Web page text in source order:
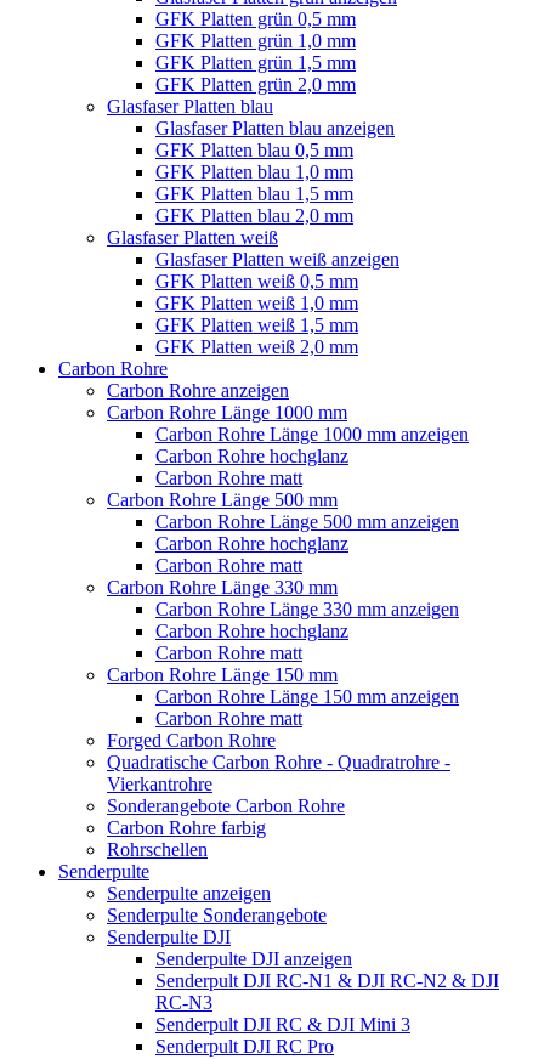
GFK Platten grün 0,5 mm
GFK Platten grün 1,0 mm
GFK Platten grün 1,5 mm
GFK Platten grün 2,0 mm
Glasfaser Platten blau
Glasfaser Platten blau anzeigen
GFK Platten blau 0,5 mm
GFK Platten blau 1,0 mm
GFK Platten blau 1,5 mm
GFK Platten blau 2,0 mm
Glasfaser Platten weiß
Glasfaser Platten weiß anzeigen
GFK Platten weiß 0,5 mm
GFK Platten weiß 1,0 mm
GFK Platten weiß 1,5 mm
GFK Platten weiß 2,0 mm
Carbon Rohre
Carbon Rohre anzeigen
Carbon Rohre Länge 1000 mm
Carbon Rohre Länge 1000 mm anzeigen
Carbon Rohre hochglanz
Carbon Rohre matt
Carbon Rohre Länge 500 mm
Carbon Rohre Länge 500 mm anzeigen
Carbon Rohre hochglanz
Carbon Rohre matt
Carbon Rohre Länge 330 mm
Carbon Rohre Länge 330 mm anzeigen
Carbon Rohre hochglanz
Carbon Rohre matt
Carbon Rohre Länge 150 mm
Carbon Rohre Länge 150 mm anzeigen
Carbon Rohre matt
Forged Carbon Rohre
Quadratische Carbon Rohre - Quadratrohre -
Vierkantrohre
Sonderangebote Carbon Rohre
Carbon Rohre farbig
Rohrschellen
Senderpulte
Senderpulte anzeigen
Senderpulte Sonderangebote
Senderpulte DJI
Senderpulte DJI anzeigen
Senderpult DJI RC-N1 & DJI RC-N2 & DJI
RC-N3
Senderpult DJI RC & DJI Mini 3
Senderpult DJI RC Pro